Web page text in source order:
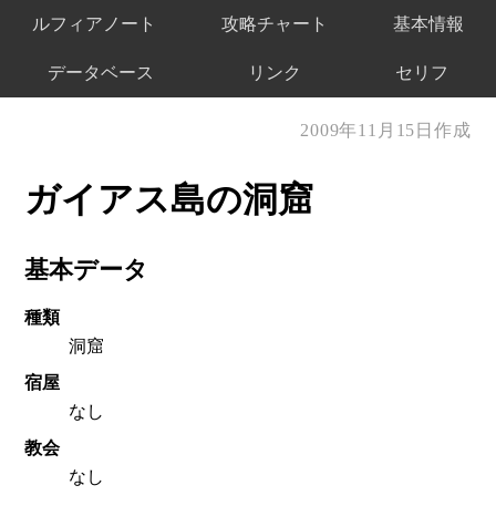
ルフィアノート 攻略チャート 基本情報
データベース リンク セリフ
2009年11月15日作成
ガイアス島の洞窟
基本データ
種類
洞窟
宿屋
なし
教会
なし